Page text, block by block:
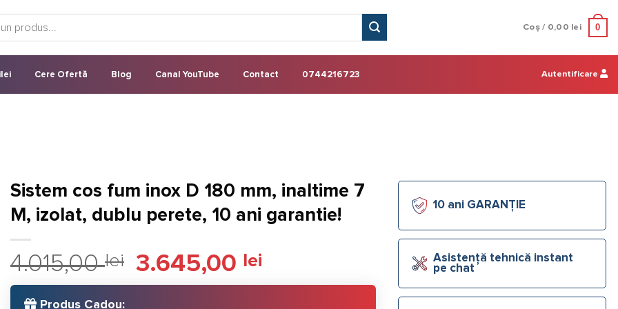
Coș / 0,00 lei 0
Cere Ofertă Blog Canal YouTube Contact 0744216723 Autentificare
Sistem cos fum inox D 180 mm, inaltime 7
M, izolat, dublu perete, 10 ani garantie!
4.015,00lei
Prețul
inițial
3.645,00 leiPrețul
Produs Cadou:
10 ani GARANȚIE
Asistență tehnică instant
pe chat